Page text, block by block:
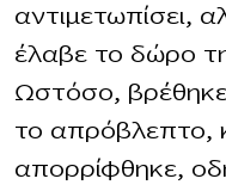
αντιμετωπίσει,
έλαβε το δώρο
Ωστόσο,
το απρόβλεπτο,
απορρίφθηκε,